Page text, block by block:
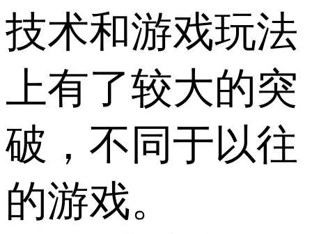
技术和游戏玩法
上有了较大的突
破，不同于以往
的游戏。